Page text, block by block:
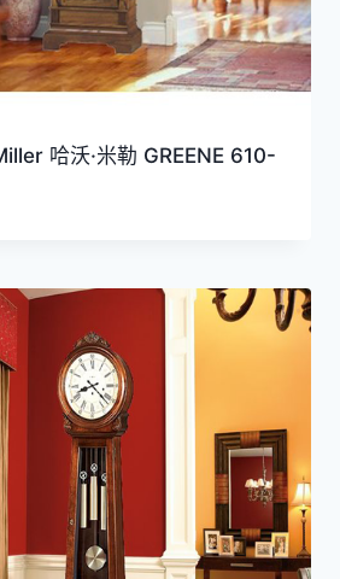
哈沃·米勒 GREENE 610-